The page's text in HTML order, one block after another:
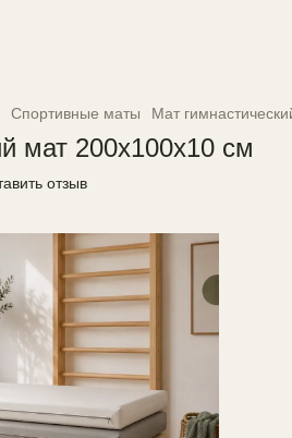
Спортивные маты Мат
мат 200х100х10 см
отзыв